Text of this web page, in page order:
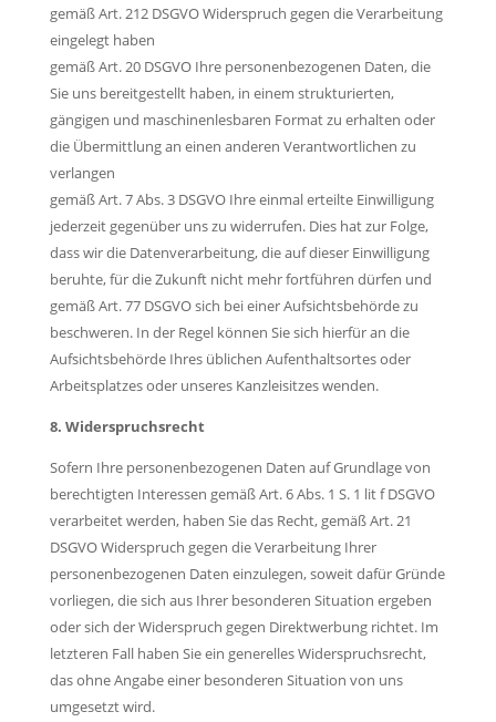
gemäß Art. 212 DSGVO Widerspruch gegen die Verarbeitung
eingelegt haben
gemäß Art. 20 DSGVO Ihre personenbezogenen Daten, die
Sie uns bereitgestellt haben, in einem strukturierten,
gängigen und maschinenlesbaren Format zu erhalten oder
die Übermittlung an einen anderen Verantwortlichen zu
verlangen
gemäß Art. 7 Abs. 3 DSGVO Ihre einmal erteilte Einwilligung
jederzeit gegenüber uns zu widerrufen. Dies hat zur Folge,
dass wir die Datenverarbeitung, die auf dieser Einwilligung
beruhte, für die Zukunft nicht mehr fortführen dürfen und
gemäß Art. 77 DSGVO sich bei einer Aufsichtsbehörde zu
beschweren. In der Regel können Sie sich hierfür an die
Aufsichtsbehörde Ihres üblichen Aufenthaltsortes oder
Arbeitsplatzes oder unseres Kanzleisitzes wenden.
8. Widerspruchsrecht
Sofern Ihre personenbezogenen Daten auf Grundlage von
berechtigten Interessen gemäß Art. 6 Abs. 1 S. 1 lit f DSGVO
verarbeitet werden, haben Sie das Recht, gemäß Art. 21
DSGVO Widerspruch gegen die Verarbeitung Ihrer
personenbezogenen Daten einzulegen, soweit dafür Gründe
vorliegen, die sich aus Ihrer besonderen Situation ergeben
oder sich der Widerspruch gegen Direktwerbung richtet. Im
letzteren Fall haben Sie ein generelles Widerspruchsrecht,
das ohne Angabe einer besonderen Situation von uns
umgesetzt wird.